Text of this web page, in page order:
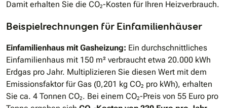
Damit erhalten Sie die CO₂-Kosten für Ihren Heizverbrauch.
Beispielrechnungen für Einfamilienhäuser
Einfamilienhaus mit Gasheizung: Ein durchschnittliches
Einfamilienhaus mit 150 m² verbraucht etwa 20.000 kWh
Erdgas pro Jahr. Multiplizieren Sie diesen Wert mit dem
Emissionsfaktor für Gas (0,201 kg CO₂ pro kWh), erhalten
Sie ca. 4 Tonnen CO₂. Bei einem CO₂-Preis von 55 Euro pro